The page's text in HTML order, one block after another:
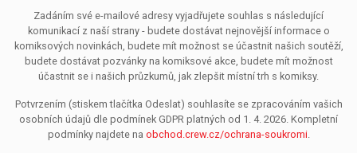
Zadáním své e-mailové adresy vyjadřujete souhlas s následující
komunikací z naší strany - budete dostávat nejnovější informace o
komiksových novinkách, budete mít možnost se účastnit našich soutěží,
budete dostávat pozvánky na komiksové akce, budete mít možnost
účastnit se i našich průzkumů, jak zlepšit místní trh s komiksy.
Potvrzením (stiskem tlačítka Odeslat) souhlasíte se zpracováním vašich
osobních údajů dle podmínek GDPR platných od 1. 4. 2026. Kompletní
podmínky najdete na obchod.crew.cz/ochrana-soukromi.